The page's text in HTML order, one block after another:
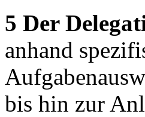
5 Der
anhand
bis hin zur